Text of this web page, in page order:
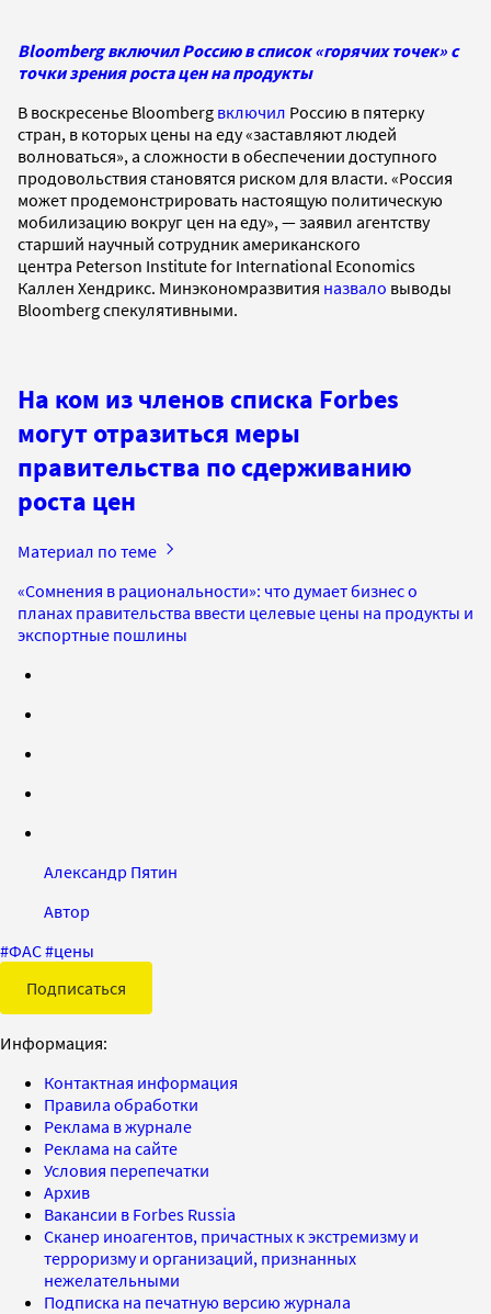
Bloomberg включил Россию в список «горячих точек» с
точки зрения роста цен на продукты
В воскресенье Bloomberg включил Россию в пятерку
стран, в которых цены на еду «заставляют людей
волноваться», а сложности в обеспечении доступного
продовольствия становятся риском для власти. «Россия
может продемонстрировать настоящую политическую
мобилизацию вокруг цен на еду», — заявил агентству
старший научный сотрудник американского
центра Peterson Institute for International Economics
Каллен Хендрикс. Минэкономразвития назвало выводы
Bloomberg спекулятивными.
На ком из членов списка Forbes
могут отразиться меры
правительства по сдерживанию
роста цен
Материал по теме
«Сомнения в рациональности»: что думает бизнес о
планах правительства ввести целевые цены на продукты и
экспортные пошлины
Александр Пятин
Автор
#ФАС#цены
Подписаться
Информация:
Контактная информация
Правила обработки
Реклама в журнале
Реклама на сайте
Условия перепечатки
Архив
Вакансии в Forbes Russia
Сканер иноагентов, причастных к экстремизму и
терроризму и организаций, признанных
нежелательными
Подписка на печатную версию журнала